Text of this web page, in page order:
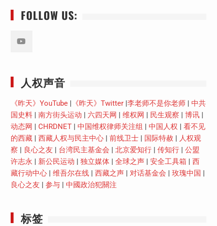
FOLLOW US:
人权声音
《昨天》YouTube| 《昨天》Twitter|李老师不是你老师| 中共
国史料| 南方街头运动 | 六四天网 | 维权网 | 民生观察 | 博讯|
动态网 | CHRDNET| 中国维权律师关注组 | 中国人权 | 看不见
的西藏| 西藏人权与民主中心| 前线卫士| 国际特赦 | 人权观
察 | 良心之友 | 台湾民主基金会 | 北京爱知行| 传知行| 公盟
许志永 | 新公民运动 | 独立媒体| 全球之声| 安全工具箱 | 西
藏行动中心| 维吾尔在线| 西藏之声| 对话基金会 | 玫瑰中国 |
良心之友 | 参与| 中國政治犯關注
标签